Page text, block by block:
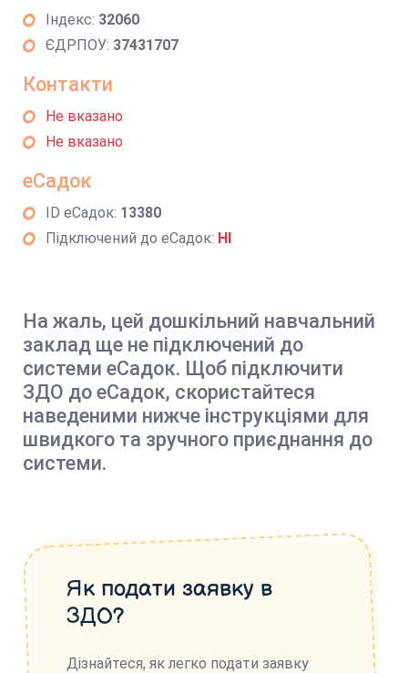
Індекс: 32060
ЄДРПОУ: 37431707
Контакти
Не вказано
Не вказано
еСадок
ID еСадок: 13380
Підключений до еСадок: НІ
На жаль, цей дошкільний навчальний
заклад ще не підключений до
системи еСадок. Щоб підключити
ЗДО до еСадок, скористайтеся
наведеними нижче інструкціями для
швидкого та зручного приєднання до
системи.
Як подати заявку в
ЗДО?
Дізнайтеся, як легко подати заявку